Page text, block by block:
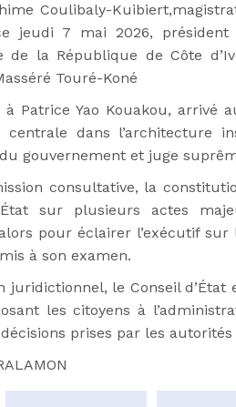
Coulibaly-
jeudi 7 mai 2026,
de la République de Côte
Touré-Koné
à Patrice Yao Kouakou, arrivé
centrale dans l’architecture
gouvernement et juge
consultative, la
sur plusieurs actes
pour éclairer l’exécutif
à son examen.
juridictionnel, le Conseil
les citoyens à
prises par les